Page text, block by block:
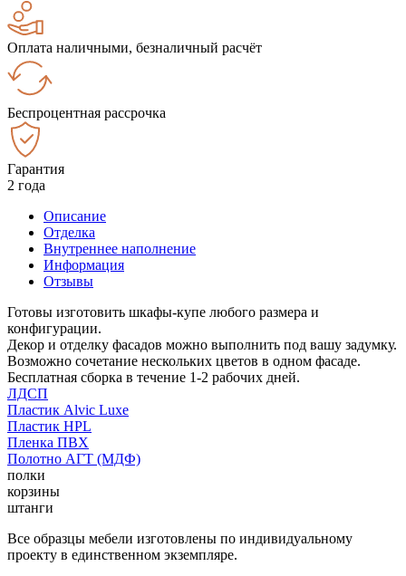
Оплата наличными, безналичный расчёт
Беспроцентная рассрочка
Гарантия
2 года
Описание
Отделка
Внутреннее наполнение
Информация
Отзывы
Готовы изготовить шкафы-купе любого размера и
конфигурации.
Декор и отделку фасадов можно выполнить под вашу задумку.
Возможно сочетание нескольких цветов в одном фасаде.
Бесплатная сборка в течение 1-2 рабочих дней.
ЛДСП
Пластик Alvic Luxe
Пластик HPL
Пленка ПВХ
Полотно АГТ (МДФ)
полки
корзины
штанги
Все образцы мебели изготовлены по индивидуальному
проекту в единственном экземпляре.